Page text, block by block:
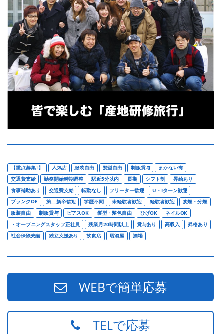
【重点募集1】 人気店 服装自由 髪型自由 制服貸与
まかない有
交通費支給
勤務開始時期調整 駅近5分以内 長期 シフト制
昇給あり
食事補助あり
交通費支給 転勤なし フリーター歓迎
U・Iターン歓迎
ブランクOK
第二新卒歓迎 学歴不問 未経験者歓迎 経験者歓迎
禁煙・分煙
服装自由
制服貸与 ピアスOK 髪型・髪色自由 ひげOK
ネイルOK
・オープニングスタッフ正社員
残業月20時間以上 賞与あり 高収入
昇格あり
社会保険完備
独立支援あり 飲食店 居酒屋 酒場
WEBで簡単応募
TELで応募